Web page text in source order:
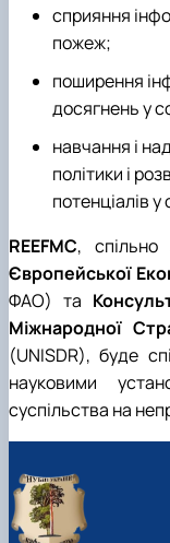
сприяння
пожеж;
поширення
досягнень у
навчання і
політики і
потенціалів
REEFMC,
Європейської
ФAO) та
Міжнародної
(UNISDR), буде
науковими
суспільства на